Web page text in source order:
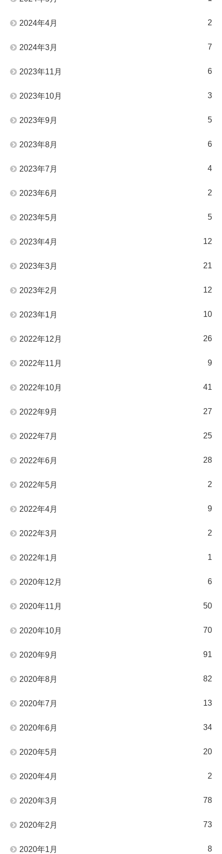
2024年4月 2
2024年3月 7
2023年11月 6
2023年10月 3
2023年9月 5
2023年8月 6
2023年7月 4
2023年6月 2
2023年5月 5
2023年4月 12
2023年3月 21
2023年2月 12
2023年1月 10
2022年12月 26
2022年11月 9
2022年10月 41
2022年9月 27
2022年7月 25
2022年6月 28
2022年5月 2
2022年4月 9
2022年3月 2
2022年1月 1
2020年12月 6
2020年11月 50
2020年10月 70
2020年9月 91
2020年8月 82
2020年7月 13
2020年6月 34
2020年5月 20
2020年4月 2
2020年3月 78
2020年2月 73
2020年1月 8